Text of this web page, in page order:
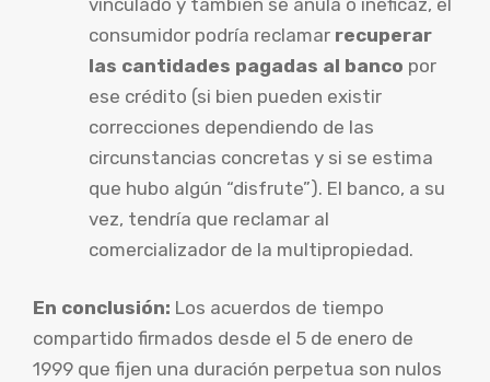
consumidor podría reclamar recuperar
las cantidades pagadas al banco por
ese crédito (si bien pueden existir
correcciones dependiendo de las
circunstancias concretas y si se estima
que hubo algún “disfrute”). El banco, a su
vez, tendría que reclamar al
comercializador de la multipropiedad.
En conclusión: Los acuerdos de tiempo
compartido firmados desde el 5 de enero de
1999 que fijen una duración perpetua son nulos